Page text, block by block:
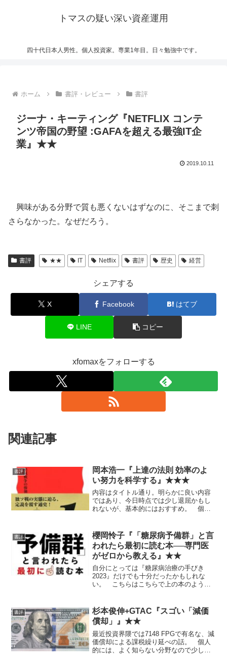
トマスの疑い深い資産運用
四十代日本人男性。個人投資家。専業1年目。日々勉強中です。
ホーム 書評・レビュー 書評
ジーナ・キーティング『NETFLIX コンテ
ンツ帝国の野望 :GAFAを超える最強IT企
業』★★
2019.10.11
興味がある分野で質も悪くないはずなのに、そこまで刺
さらなかった。なぜだろう。
書評 ★★ IT Netflix 書評 歴史 経営
シェアする
X Facebook はてブ
LINE コピー
xfomaxをフォローする
関連記事
書評
岡本浩一『上達の法則 効率のよ
い努力を科学する』★★★
内容はタイトル通り。明らかに良い内容
ではあり、今日時点では少し退屈かもし
れないが、基本的にはおすすめ。 個々
新書でこの薄さとなると、上位互換のも
のはぱっと思いつかない。
書評
櫻岡怜子『「糖尿病予備群」と言
われたら最初に読む本──専門医
がゼロから教える』★★
自分にとっては『糖尿病治療の手びき
2023』だけでも十分だったかもしれな
い。 こちらはこちらで上の本のような
書評
杉本俊伸+GTAC『スゴい「減価
償却」』★★
最近投資界隈では7148 FPGで有名な、減
価償却による課税繰り延べの話。 個人
的には、よく知らない分野なので少しだ